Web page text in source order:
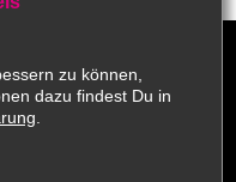
zu können,
dazu findest Du in